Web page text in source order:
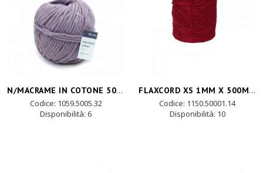
N/MACRAME IN COTONE 50mtX5mm - lavanda
Codice: 1059.5005.32
Disponibilità: 6
FLAXCORD XS 1MM X 500M +/- 250gr -azalea
Codice: 1150.50001.14
Disponibilità: 10